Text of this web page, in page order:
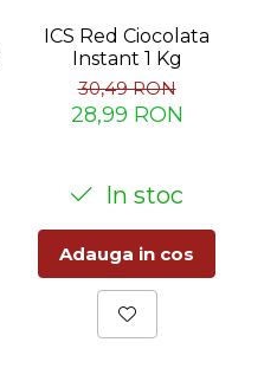
ICS Red Ciocolata
Instant 1 Kg
30,49 RON
28,99 RON
In stoc
Adauga in cos